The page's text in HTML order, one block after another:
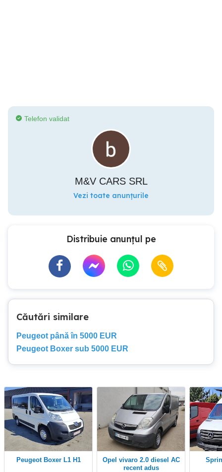
Telefon validat
M&V CARS SRL
Vezi toate anunțurile
Distribuie anunțul pe
Căutări similare
Peugeot până în 5000 EUR
Peugeot Boxer sub 5000 EUR
Peugeot Boxer L1 H1
Opel vivaro 2.0 diesel AC
recent adus